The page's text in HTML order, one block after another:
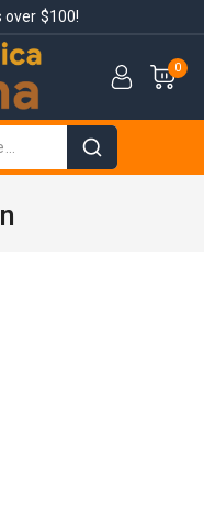
over $100!
0